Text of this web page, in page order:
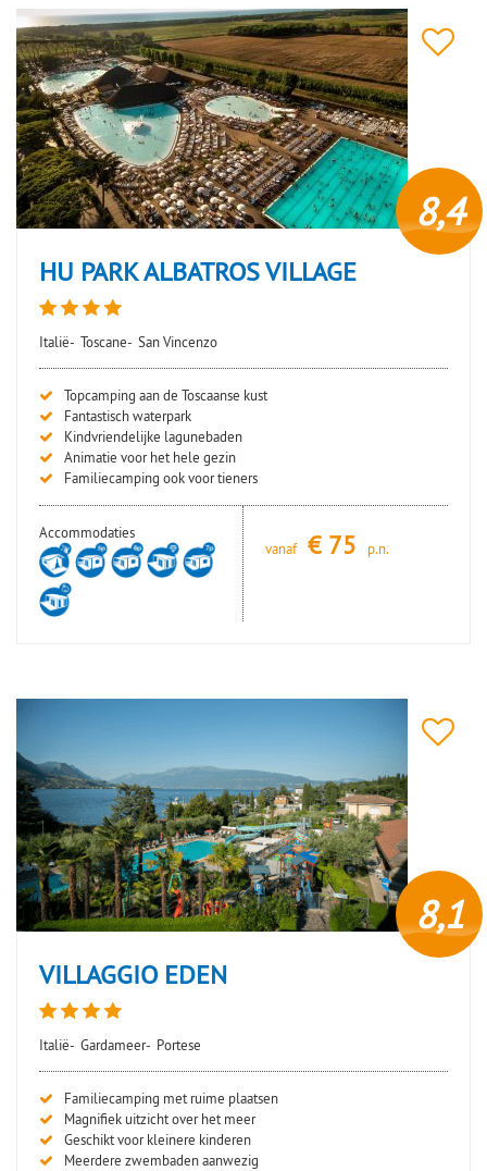
8,4
HU PARK ALBATROS VILLAGE
Italië- Toscane- San Vincenzo
Topcamping aan de Toscaanse kust
Fantastisch waterpark
Kindvriendelijke lagunebaden
Animatie voor het hele gezin
Familiecamping ook voor tieners
Accommodaties
vanaf
€ 75 p.n.
8,1
VILLAGGIO EDEN
Italië- Gardameer- Portese
Familiecamping met ruime plaatsen
Magnifiek uitzicht over het meer
Geschikt voor kleinere kinderen
Meerdere zwembaden aanwezig